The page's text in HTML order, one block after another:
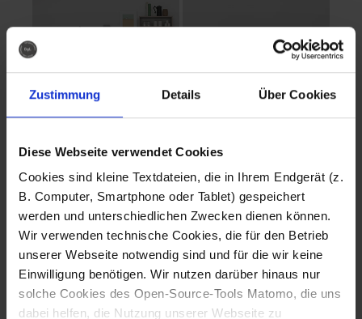
Zustimmung Details Über Cookies
Diese Webseite verwendet Cookies
Cookies sind kleine Textdateien, die in Ihrem Endgerät (z.
B. Computer, Smartphone oder Tablet) gespeichert
werden und unterschiedlichen Zwecken dienen können.
Wir verwenden technische Cookies, die für den Betrieb
unserer Webseite notwendig sind und für die wir keine
Einwilligung benötigen. Wir nutzen darüber hinaus nur
solche Cookies des Open-Source-Tools Matomo, die uns
dabei helfen, die Nutzung unserer Webseite zu
Fotografo: Lorenz
Sternbach
Download
Fotografo: Lorenz
Sternbach
Download